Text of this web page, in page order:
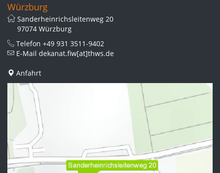
Würzburg
Sanderheinrichsleitenweg 20
97074 Würzburg
Telefon +49 931 3511-9402
E-Mail dekanat.fiw[at]thws.de
Anfahrt